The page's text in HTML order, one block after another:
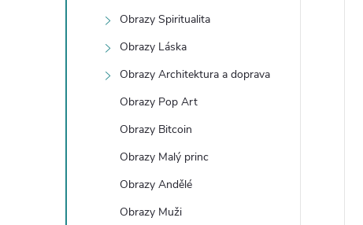
Obrazy Spiritualita
Obrazy Láska
Obrazy Architektura a doprava
Obrazy Pop Art
Obrazy Bitcoin
Obrazy Malý princ
Obrazy Andělé
Obrazy Muži